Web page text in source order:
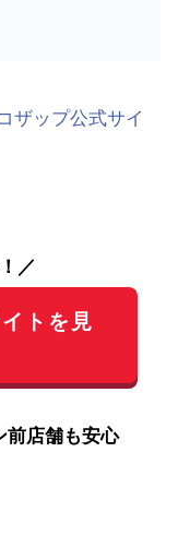
ザップ公式サイ
／
トを見
前店舗も安心